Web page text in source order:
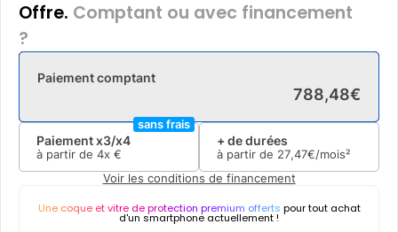
Offre. Comptant ou avec financement
?
Paiement comptant
788,48€
Paiement x3/x4
à partir de 4x €
sans frais
+ de durées
à partir de 27,47€/mois²
Voir les conditions de financement
Une coque et vitre de protection premium offerts pour tout achat
d'un smartphone actuellement !